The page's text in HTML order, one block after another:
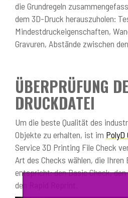
die Grundregeln
dem 3D-Druck herauszuholen:
Mindestdruckeigenschaften,
Gravuren, Abstände zwischen
ÜBERPRÜFUNG
DRUCKDATEI
Um die beste Qualität des
Objekte zu erhalten, ist im PolyD
Service 3D Printing File Check
Art des Checks wählen, die
entspricht: den Basic Check,
den Rapid Reprint.